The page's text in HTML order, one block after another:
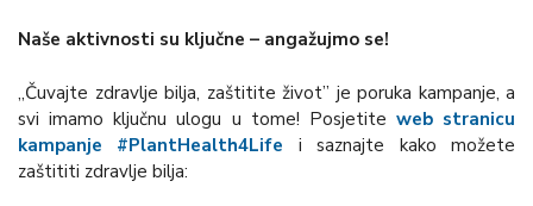
Naše aktivnosti su ključne – angažujmo se!
„Čuvajte zdravlje bilja, zaštitite život” je poruka kampanje, a
svi imamo ključnu ulogu u tome! Posjetite web stranicu
kampanje #PlantHealth4Life i saznajte kako možete
zaštititi zdravlje bilja: